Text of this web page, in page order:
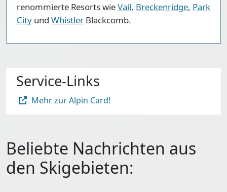
renommierte Resorts wieVail, Breckenridge, Park
City und Whistler Blackcomb.
Service-Links
Mehr zur Alpin Card!
Beliebte Nachrichten aus
den Skigebieten: